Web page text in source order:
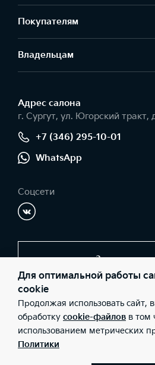
Покупателям
Владельцам
Адрес салонa
г. Сургут, ул. Югорский тракт,
+7 (346) 295-10-01
WhatsApp
Соцсети
Заказать
© 2026 Юридические лица ООО
(Фактический адрес: г. Сургут, ул.
+7 (346) 295-10-01; ИНН: 8602019243;
ООО «Киа Россия и СНГ»
26; Телефон: 8 800 301 08 80; ИНН:
5087746291760) ведут деятельность
Для оптимальной работы
cookie
Продолжая использовать сайт,
обработку cookie-файлов в том
использованием метрических
Политики